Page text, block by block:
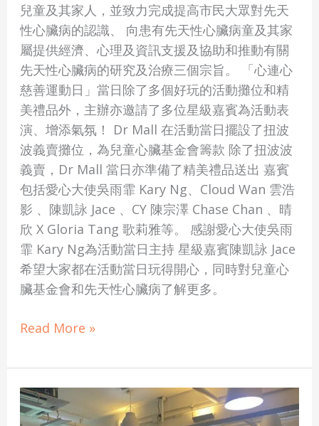
兒童及其家人，並致力完成提高市民大眾對先天
性心臟病的認識、 向患有先天性心臟病童及其家
屬提供經濟、心理及資訊支援及協助和推動有關
先天性心臟病的研究及治療三個宗旨。 「心連心
慈善運動日」當日除了多個好玩的活動攤位和精
美禮品外，主辦亦邀請了多位星級嘉賓為活動表
演、增添氣氛！ Dr Mall 在活動當日擺設了扭波
波義賣攤位，為兒童心臟基金會籌款 除了扭波波
義賣，Dr Mall 當日亦準備了精美禮品送出 嘉賓
包括愛心大使吳雨霏 Kary Ng、Cloud Wan 雲浩
影 、陳凱詠 Jace 、CY 陳宗澤 Chase Chan 、晴
欣 X Gloria Tang 歌莉雅等。 感謝愛心大使吳雨
霏 Kary Ng為活動當日主持 星級嘉賓陳凱詠 Jace
希望大家都在活動當日玩得開心，同時對兒童心
臟基金會和先天性心臟病了解更多。
Read More »
【活
動